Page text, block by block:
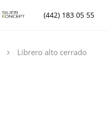
(442) 183 05 55
Librero alto cerrado